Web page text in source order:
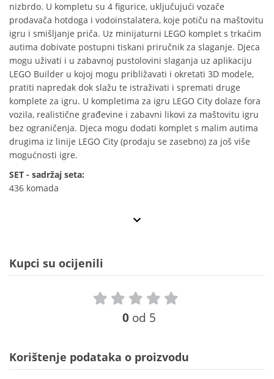
nizbrdo. U kompletu su 4 figurice, uključujući vozače
prodavača hotdoga i vodoinstalatera, koje potiču na maštovitu
igru i smišljanje priča. Uz minijaturni LEGO komplet s trkaćim
autima dobivate postupni tiskani priručnik za slaganje. Djeca
mogu uživati i u zabavnoj pustolovini slaganja uz aplikaciju
LEGO Builder u kojoj mogu približavati i okretati 3D modele,
pratiti napredak dok slažu te istraživati i spremati druge
komplete za igru. U kompletima za igru LEGO City dolaze fora
vozila, realistične građevine i zabavni likovi za maštovitu igru
bez ograničenja. Djeca mogu dodati komplet s malim autima
drugima iz linije LEGO City (prodaju se zasebno) za još više
mogućnosti igre.
SET - sadržaj seta:
436 komada
Kupci su ocijenili
0 od 5
Korištenje podataka o proizvodu